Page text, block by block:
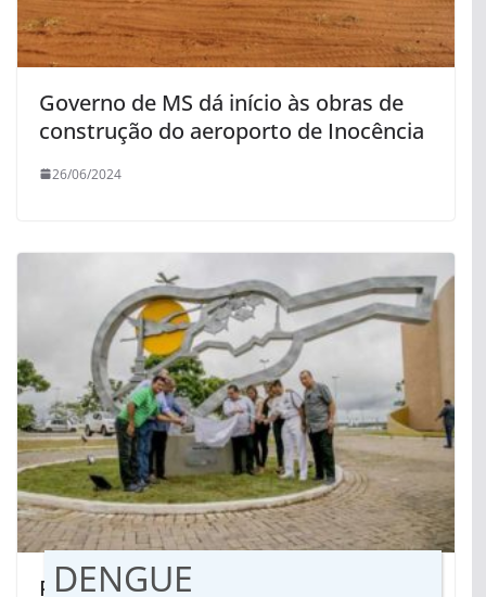
Governo de MS dá início às obras de
construção do aeroporto de Inocência
26/06/2024
Presente de Cuiabá, viola é instalada
DENGUE